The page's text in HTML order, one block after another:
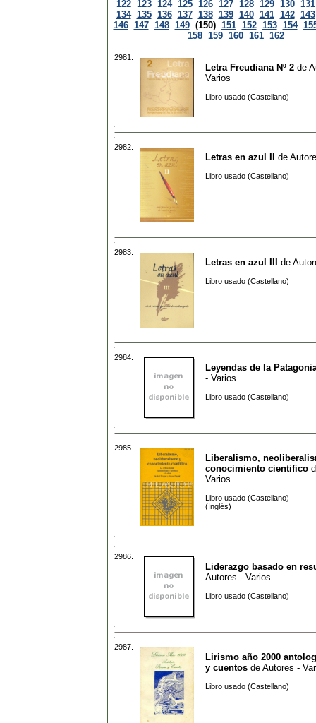
122 123 124 125 126 127 128 129 130 131
134 135 136 137 138 139 140 141 142 143
146 147 148 149 (150) 151 152 153 154
158 159 160 161 162
2981.
Letra Freudiana Nº 2 de
Varios
Libro usado (Castellano)
2982.
Letras en azul II de
Libro usado (Castellano)
2983.
Letras en azul III de
Libro usado (Castellano)
2984.
Leyendas de la
- Varios
Libro usado (Castellano)
2985.
Liberalismo,
conocimiento cientifico
Varios
Libro usado (Castellano)
(Inglés)
2986.
Liderazgo basado en
Autores - Varios
Libro usado (Castellano)
2987.
Lirismo año 2000
y cuentos de Autores -
Libro usado (Castellano)